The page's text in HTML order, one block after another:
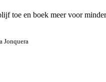
toe en boek meer voor
Jonquera